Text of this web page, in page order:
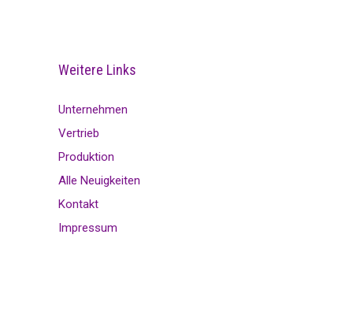
Weitere Links
Unternehmen
Vertrieb
Produktion
Alle Neuigkeiten
Kontakt
Impressum